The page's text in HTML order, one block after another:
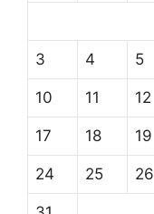
3 4 5
10 11 12
17 18 19
24 25 26